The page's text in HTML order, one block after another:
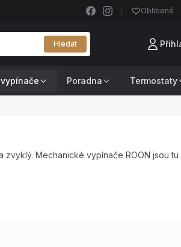
Oblíbené
Hledat
Poradna Termostaty
Mechanické vypínače ROON jsou tu